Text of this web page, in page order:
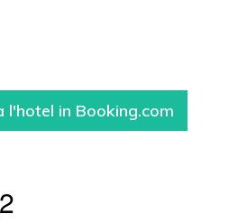
l'hotel in Booking.com